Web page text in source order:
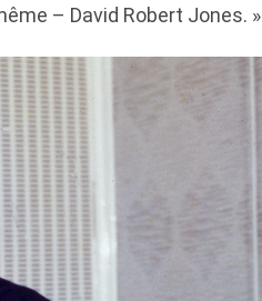
– David Robert Jones. »